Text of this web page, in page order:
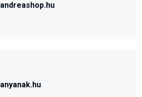
andreashop.hu
anyanak.hu